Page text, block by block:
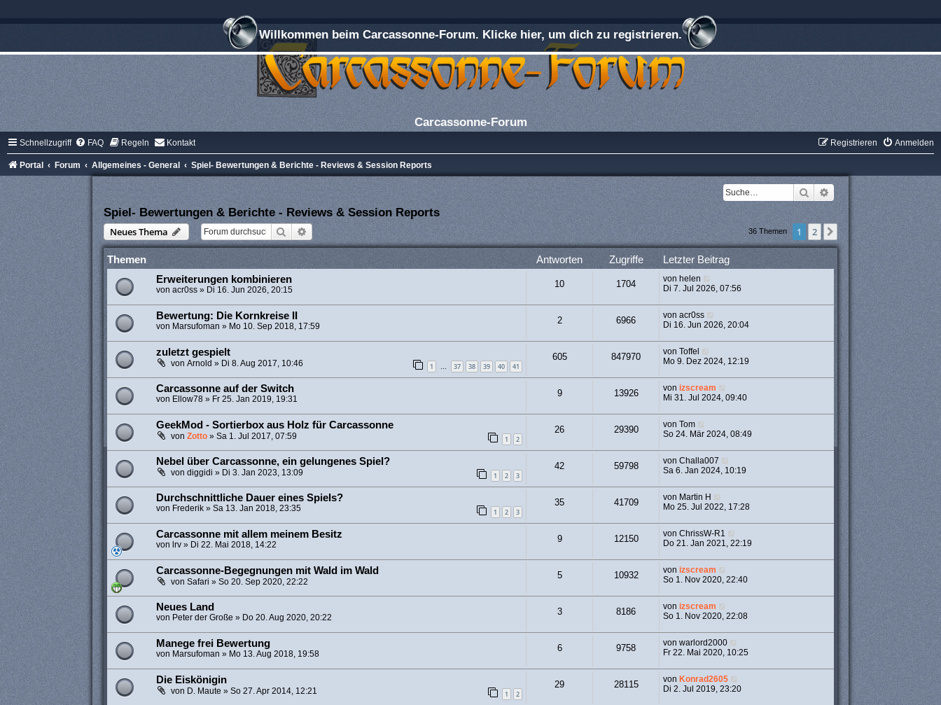
Willkommen beim Carcassonne-Forum. Klicke hier, um dich zu registrieren.
Carcassonne-Forum
Schnellzugriff FAQ Regeln Kontakt Anmelden
Registrieren
Portal Forum Allgemeines - General Spiel- Bewertungen & Berichte - Reviews & Session Reports
Suche
Erweiterte Suche
Spiel- Bewertungen & Berichte - Reviews & Session Reports
Neues Thema
Suche Erweiterte Suche 36 Themen 1 2 Nächste
Themen Antworten Zugriffe Letzter Beitrag
Erweiterungen kombinieren
von acr0ss» Di 16. Jun 2026, 20:15
10 1704 von helen
Di 7. Jul 2026, 07:56
Bewertung: Die Kornkreise II
von Marsufoman » Mo 10. Sep 2018, 17:59
2 6966 vonacr0ss
Di 16. Jun 2026, 20:04
zuletzt gespielt
von Arnold » Di 8. Aug 2017, 10:46 1 37 38 39 40 41
605 847970 vonToffel
Mo 9. Dez 2024, 12:19
Carcassonne auf der Switch
von Ellow78» Fr 25. Jan 2019, 19:31
9 13926 von izscream
Mi 31. Jul 2024, 09:40
GeekMod - Sortierbox aus Holz für Carcassonne
von Zotto» Sa 1. Jul 2017, 07:59 1 2
26 29390 vonTom
So 24. Mär 2024, 08:49
Nebel über Carcassonne, ein gelungenes Spiel?
von diggidi » Di 3. Jan 2023, 13:09 1 2 3
42 59798 vonChalla007
Sa 6. Jan 2024, 10:19
Durchschnittliche Dauer eines Spiels?
von Frederik» Sa 13. Jan 2018, 23:35 1 2 3
35 41709 von Martin H
Mo 25. Jul 2022, 17:28
Carcassonne mit allem meinem Besitz
von lrv» Di 22. Mai 2018, 14:22
9 12150 vonChrissW-R1
Do 21. Jan 2021, 22:19
Carcassonne-Begegnungen mit Wald im Wald
von Safari » So 20. Sep 2020, 22:22
5 10932 von izscream
So 1. Nov 2020, 22:40
Neues Land
von Peter der Große » Do 20. Aug 2020, 20:22
3 8186 von izscream
So 1. Nov 2020, 22:08
Manege frei Bewertung
von Marsufoman » Mo 13. Aug 2018, 19:58
6 9758 vonwarlord2000
Fr 22. Mai 2020, 10:25
Die Eiskönigin
von D. Maute » So 27. Apr 2014, 12:21 1 2
29 28115 von Konrad2605
Di 2. Jul 2019, 23:20